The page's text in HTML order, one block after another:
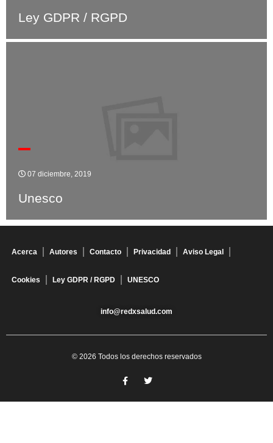
Ley GDPR / RGPD
07 diciembre, 2019
Unesco
Acerca Autores Contacto Privacidad Aviso Legal
Cookies Ley GDPR / RGPD UNESCO
info@redxsalud.com
© 2026 Todos los derechos reservados